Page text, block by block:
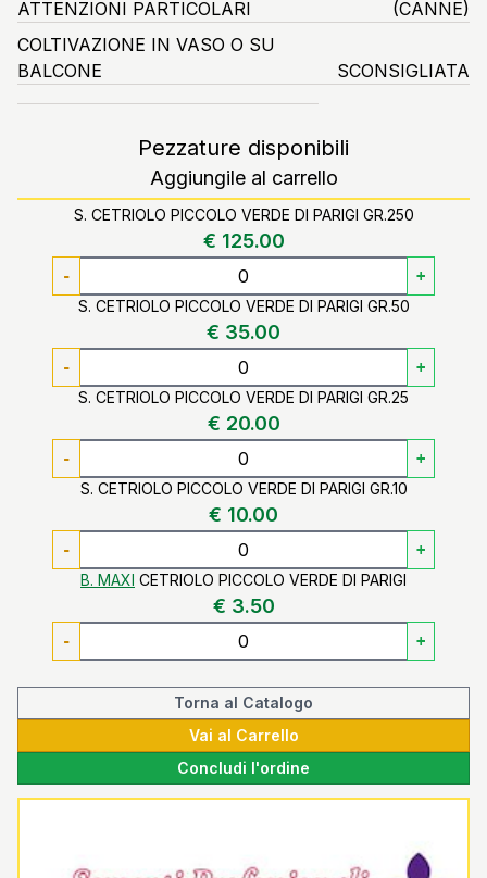
ATTENZIONI PARTICOLARI
(CANNE)
COLTIVAZIONE IN VASO O SU
BALCONE
SCONSIGLIATA
Pezzature disponibili
Aggiungile al carrello
S. CETRIOLO PICCOLO VERDE DI PARIGI GR.250
€ 125.00
- +
S. CETRIOLO PICCOLO VERDE DI PARIGI GR.50
€ 35.00
- +
S. CETRIOLO PICCOLO VERDE DI PARIGI GR.25
€ 20.00
- +
S. CETRIOLO PICCOLO VERDE DI PARIGI GR.10
€ 10.00
- +
B. MAXI CETRIOLO PICCOLO VERDE DI PARIGI
€ 3.50
- +
Torna al Catalogo
Vai al Carrello
Concludi l'ordine